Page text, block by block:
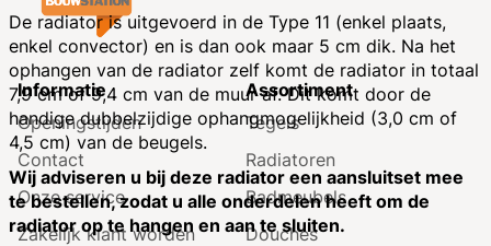
De radiator is uitgevoerd in de Type 11 (enkel plaats,
enkel convector) en is dan ook maar 5 cm dik. Na het
ophangen van de radiator zelf komt de radiator in totaal
7,9 cm of 9,4 cm van de muur af. Dit komt door de
handige dubbelzijdige ophangmogelijkheid (3,0 cm of
4,5 cm) van de beugels.
Wij adviseren u bij deze radiator een aansluitset mee
te bestellen, zodat u alle onderdelen heeft om de
radiator op te hangen en aan te sluiten.
Informatie
Openingstijden
Contact
Onze service
Zakelijk klant worden
Assortiment
Tegels
Radiatoren
Badmeubels
Douches